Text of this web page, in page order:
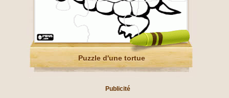
Puzzle d'une tortue
Publicité